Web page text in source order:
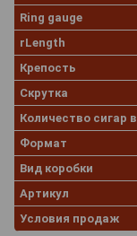
Ring gauge
rLength
Крепость
Скрутка
Количество сигар
Формат
Вид коробки
Артикул
Условия продаж